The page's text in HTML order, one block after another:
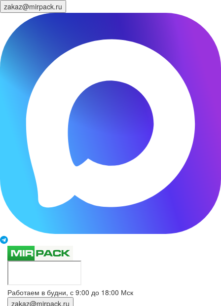
zakaz@mirpack.ru
Работаем в будни, с 9:00 до 18:00 Мск
zakaz@mirpack.ru